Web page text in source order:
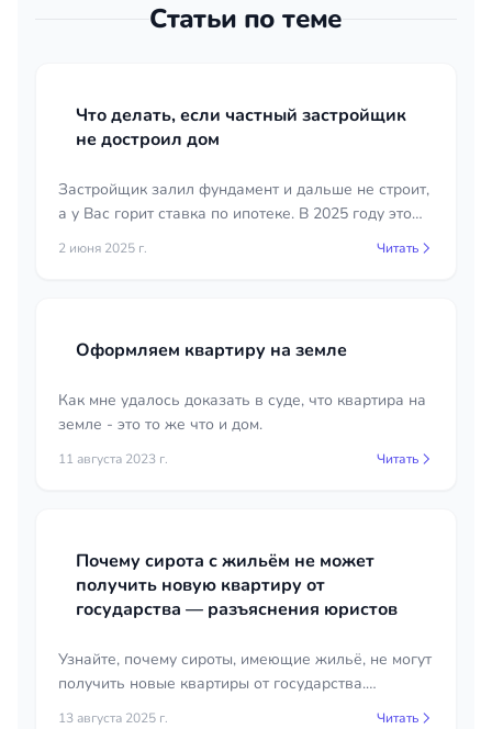
Статьи по теме
Что делать, если частный застройщик
не достроил дом
Застройщик залил фундамент и дальше не строит,
а у Вас горит ставка по ипотеке. В 2025 году это
очень распространенная ситуация в Крыму и
2 июня 2025 г. Читать
Оформляем квартиру на земле
Как мне удалось доказать в суде, что квартира на
земле - это то же что и дом.
11 августа 2023 г. Читать
Почему сирота с жильём не может
получить новую квартиру от
государства — разъяснения юристов
Узнайте, почему сироты, имеющие жильё, не могут
получить новые квартиры от государства.
Разъяснения юристов по жилищным вопросам.
13 августа 2025 г. Читать